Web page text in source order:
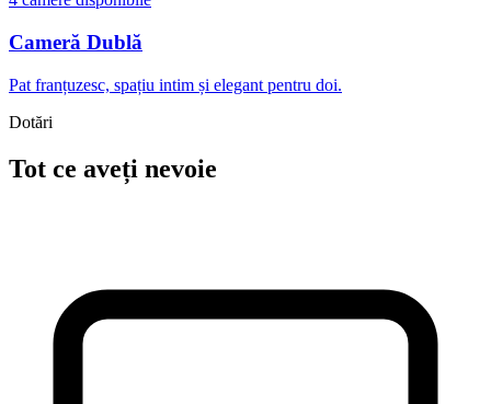
Cameră Dublă
Pat franțuzesc, spațiu intim și elegant pentru doi.
Dotări
Tot ce aveți nevoie